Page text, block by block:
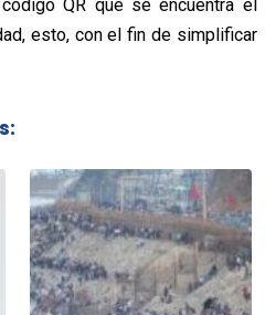
QR que se encuentra el
esto, con el fin de simplificar